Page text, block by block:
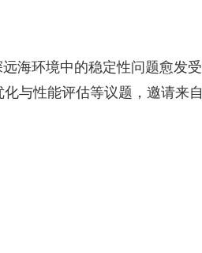
环境中的稳定性问题愈发受
性能评估等议题，邀请来